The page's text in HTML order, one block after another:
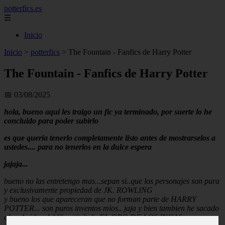
potterfics.es
☰
Inicio
Inicio > potterfics > The Fountain - Fanfics de Harry Potter
The Fountain - Fanfics de Harry Potter
📅 03/08/2025
hola, bueno aqui les traigo un fic ya terminado, por suerte lo he
concluido para poder subirlo
es que queria tenerlo completamente listo antes de mostrarselos a
ustedes.... para no tenerlos en la dulce espera
jajaja...
bueno no las entretengo mas...sepan si..que los personajes son pura
y exclusivamente propiedad de JK. ROWLING
y bueno los que apareceran que no forman parte de HARRY
POTTER... son puros inventos mios.. jaja y bien tambien he sacado
algo de idea del libro titulado EL ORO DE LOS INCAS... para